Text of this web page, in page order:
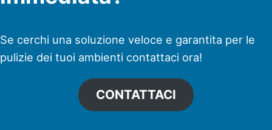
Se cerchi una soluzione veloce e garantita per le
pulizie dei tuoi ambienti contattaci ora!
CONTATTACI